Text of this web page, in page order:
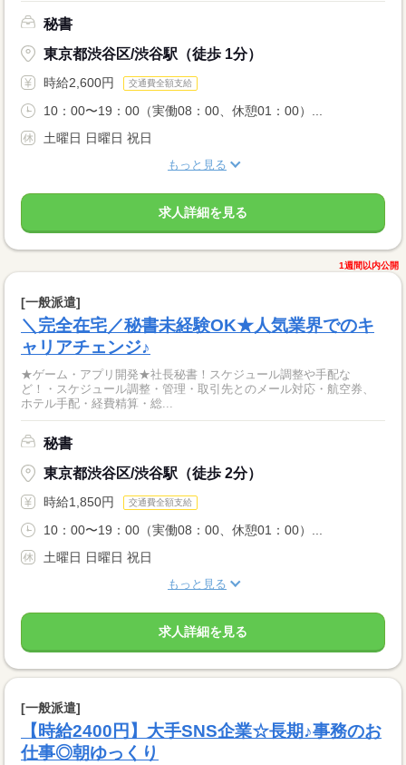
秘書
東京都渋谷区/渋谷駅（徒歩 1分）
時給2,600円 交通費全額支給
10：00〜19：00（実働08：00、休憩01：00）...
土曜日 日曜日 祝日
もっと見る
求人詳細を見る
1週間以内公開
[一般派遣]
＼完全在宅／秘書未経験OK★人気業界でのキ
ャリアチェンジ♪
★ゲーム・アプリ開発★社長秘書！スケジュール調整や手配な
ど！・スケジュール調整・管理・取引先とのメール対応・航空券、
ホテル手配・経費精算・総...
秘書
東京都渋谷区/渋谷駅（徒歩 2分）
時給1,850円 交通費全額支給
10：00〜19：00（実働08：00、休憩01：00）...
土曜日 日曜日 祝日
もっと見る
求人詳細を見る
[一般派遣]
【時給2400円】大手SNS企業☆長期♪事務のお
仕事◎朝ゆっくり